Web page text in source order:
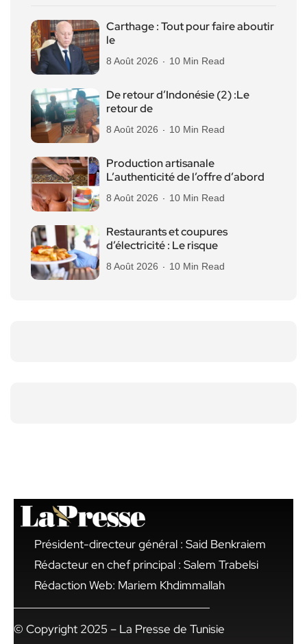
Carthage : Tout pour faire aboutir
le
8 Août 2026 10 Min Read
De retour d’Indonésie (2) :Le
retour de
8 Août 2026 10 Min Read
Production artisanale
L’authenticité de l’offre d’abord
8 Août 2026 10 Min Read
Restaurants et coupures
d’électricité : Le risque
8 Août 2026 10 Min Read
Président-directeur général : Said Benkraiem
Rédacteur en chef principal : Salem Trabelsi
Rédaction Web: Mariem Khdimmallah
© Copyright 2025 – La Presse de Tunisie